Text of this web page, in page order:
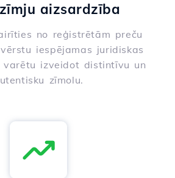
aizsardzība
no reģistrētām preču
iespējamas juridiskas
varētu izveidot distintīvu un
zīmolu.